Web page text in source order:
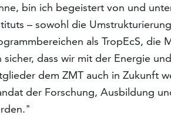
bin ich begeistert von und
– sowohl die
als TropEcS, die
sicher, dass wir mit der Energie
dem ZMT auch in Zukunft
der Forschung, Ausbildung